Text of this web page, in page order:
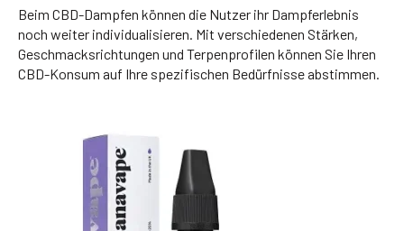
Beim CBD-Dampfen können die Nutzer ihr Dampferlebnis
noch weiter individualisieren. Mit verschiedenen Stärken,
Geschmacksrichtungen und Terpenprofilen können Sie Ihren
CBD-Konsum auf Ihre spezifischen Bedürfnisse abstimmen.